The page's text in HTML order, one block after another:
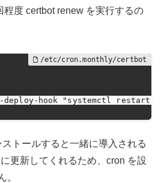
程度 certbot renew を実行するの
deploy-hook "systemctl
トールすると一緒に導入される
更新してくれるため、cron を設
。